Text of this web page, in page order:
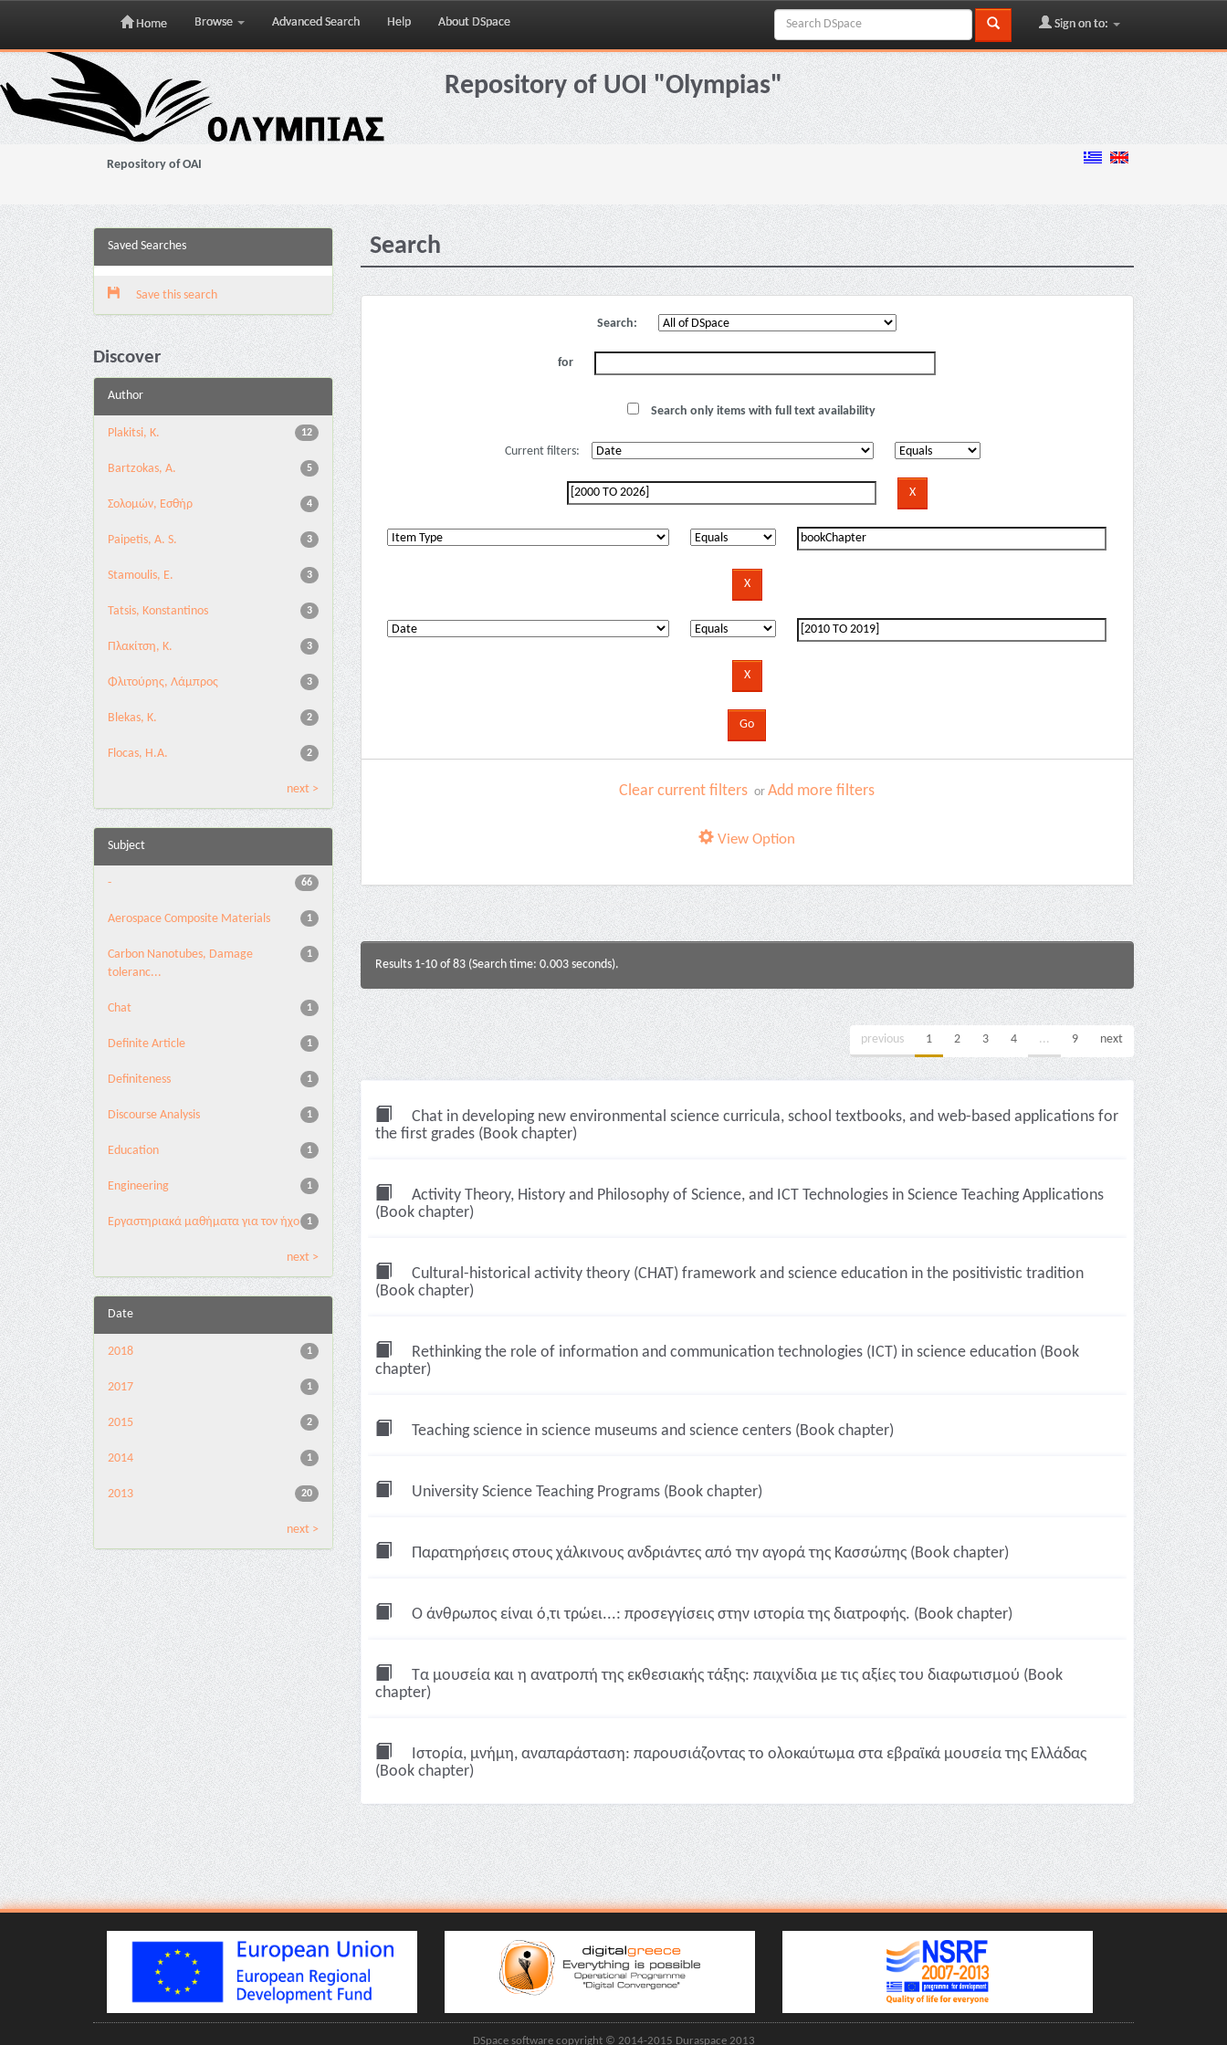
Skip
navigation
Home Browse Advanced Search Help About DSpace Sign on to:
Repository of UOI "Olympias"
Repository of OAI
Saved Searches
Save this search
Discover
Author
12
Plakitsi, K.
5
Bartzokas, A.
4
Σολομών, Εσθήρ
3
Paipetis, A. S.
3
Stamoulis, E.
3
Tatsis, Konstantinos
3
Πλακίτση, Κ.
3
Φλιτούρης, Λάμπρος
2
Blekas, K.
2
Flocas, H.A.
next >
Subject
66
-
1
Aerospace Composite Materials
1
Carbon Nanotubes, Damage
toleranc...
1
Chat
1
Definite Article
1
Definiteness
1
Discourse Analysis
1
Education
1
Engineering
1
Eργαστηριακά μαθήματα για τον ήχο
next >
Date
1
2018
1
2017
2
2015
1
2014
20
2013
next >
Search
Search:
for
Search only items with full text availability
Current filters:
Clear current filters orAdd more filters
View Option
Results 1-10 of 83 (Search time: 0.003 seconds).
previous 1 2 3 4 ... 9 next
Chat in developing new environmental science curricula, school textbooks, and web-based applications for
the first grades (Book chapter)
Activity Theory, History and Philosophy of Science, and ICT Technologies in Science Teaching Applications
(Book chapter)
Cultural-historical activity theory (CHAT) framework and science education in the positivistic tradition
(Book chapter)
Rethinking the role of information and communication technologies (ICT) in science education (Book
chapter)
Teaching science in science museums and science centers (Book chapter)
University Science Teaching Programs (Book chapter)
Παρατηρήσεις στους χάλκινους ανδριάντες από την αγορά της Κασσώπης (Book chapter)
Ο άνθρωπος είναι ό,τι τρώει...: προσεγγίσεις στην ιστορία της διατροφής. (Book chapter)
Τα μουσεία και η ανατροπή της εκθεσιακής τάξης: παιχνίδια με τις αξίες του διαφωτισμού (Book
chapter)
Ιστορία, μνήμη, αναπαράσταση: παρουσιάζοντας το ολοκαύτωμα στα εβραϊκά μουσεία της Ελλάδας
(Book chapter)
DSpace software copyright © 2014-2015 Duraspace 2013